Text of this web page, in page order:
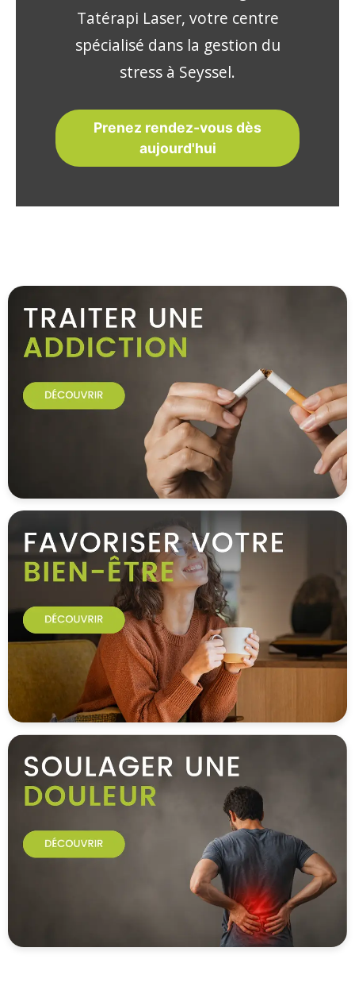
Tatérapi Laser, votre centre
spécialisé dans la gestion du
stress à Seyssel.
Prenez rendez-vous dès
aujourd'hui